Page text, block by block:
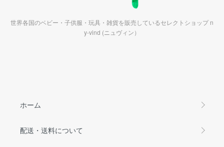
世界各国のベビー・子供服・玩具・雑貨を販売しているセレクトショップ n
y-vind (ニュヴィン）
ホーム
配送・送料について